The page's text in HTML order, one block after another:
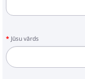
Jūsu vārds